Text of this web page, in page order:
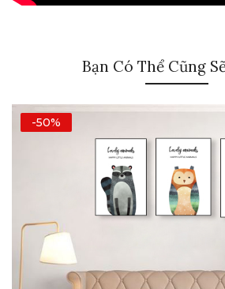
Bạn Có Thể Cũng
-50%